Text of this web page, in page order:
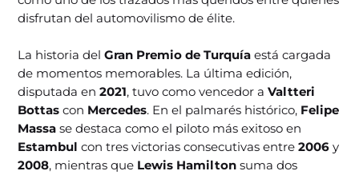
disfrutan del automovilismo de élite.
La historia delGran Premio de Turquía está cargada
de momentos memorables. La última edición,
disputada en2021, tuvo como vencedor aValtteri
Bottas con Mercedes. En el palmarés histórico, Felipe
Massa se destaca como el piloto más exitoso en
Estambul con tres victorias consecutivas entre2006 y
2008, mientras que Lewis Hamilton suma dos